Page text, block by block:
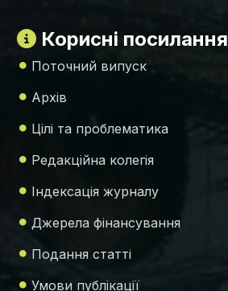
Корисні посилання
Поточний випуск
Архів
Цілі та проблематика
Редакційна колегія
Індексація журналу
Джерела фінансування
Подання статті
Умови публікації